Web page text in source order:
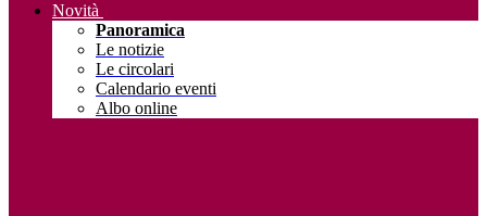
Novità
Panoramica
Le notizie
Le circolari
Calendario eventi
Albo online